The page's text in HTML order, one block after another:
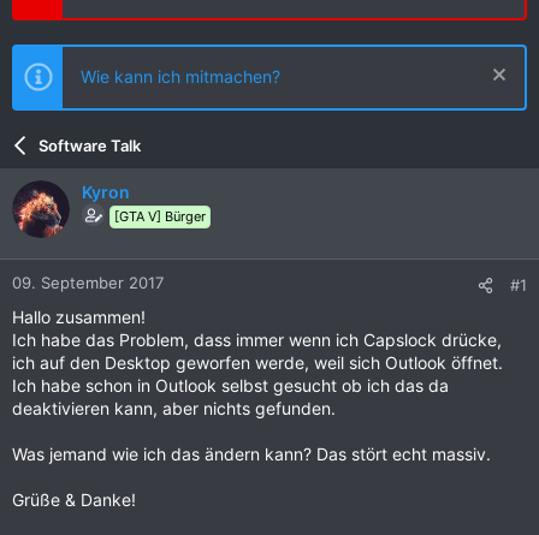
Wie kann ich mitmachen?
Software Talk
Kyron
[GTA V] Bürger
09. September 2017 #1
Hallo zusammen!
Ich habe das Problem, dass immer wenn ich Capslock drücke,
ich auf den Desktop geworfen werde, weil sich Outlook öffnet.
Ich habe schon in Outlook selbst gesucht ob ich das da
deaktivieren kann, aber nichts gefunden.
Was jemand wie ich das ändern kann? Das stört echt massiv.
Grüße & Danke!